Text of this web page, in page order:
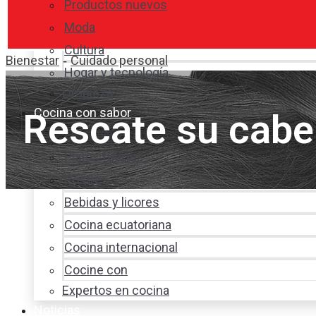
Productos nuevos
Moda
Cultura
Hogar y tecnología
Limpieza
Cocina con sabor
Entradas y sopas
Platos fuertes
Postres
Bebidas y licores
Cocina ecuatoriana
Cocina internacional
Cocine con
Expertos en cocina
Bienestar - Cuidado personal
Rescate su